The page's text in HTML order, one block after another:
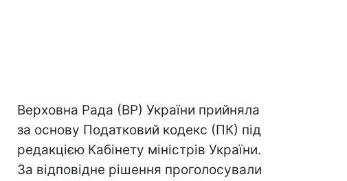
Верховна Рада (ВР) України прийняла
за основу Податковий кодекс (ПК) під
редакцією Кабінету міністрів України.
За відповідне рішення проголосували